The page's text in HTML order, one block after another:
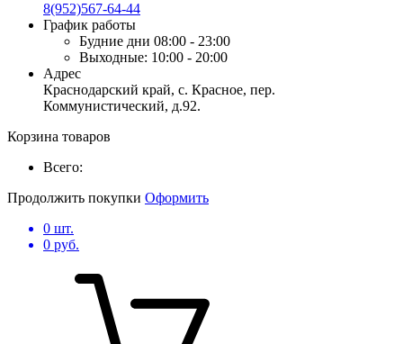
8(952)567-64-44
График работы
Будние дни 08:00 - 23:00
Выходные: 10:00 - 20:00
Адрес
Краснодарский край, с. Красное, пер.
Коммунистический, д.92.
Корзина товаров
Всего:
Продолжить покупки Оформить
0 шт.
0 руб.